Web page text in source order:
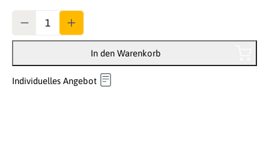
In den Warenkorb
Individuelles Angebot